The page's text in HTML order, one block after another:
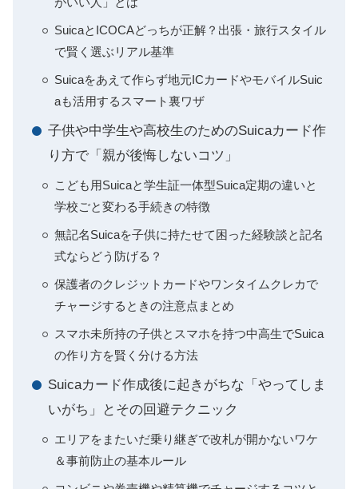
SuicaとICOCAどっちが正解？出張・旅行スタイル
で賢く選ぶリアル基準
Suicaをあえて作らず地元ICカードやモバイルSuic
aも活用するスマート裏ワザ
子供や中学生や高校生のためのSuicaカード作
り方で「親が後悔しないコツ」
こども用Suicaと学生証一体型Suica定期の違いと
学校ごと変わる手続きの特徴
無記名Suicaを子供に持たせて困った経験談と記名
式ならどう防げる？
保護者のクレジットカードやワンタイムクレカで
チャージするときの注意点まとめ
スマホ未所持の子供とスマホを持つ中高生でSuica
の作り方を賢く分ける方法
Suicaカード作成後に起きがちな「やってしま
いがち」とその回避テクニック
エリアをまたいだ乗り継ぎで改札が開かないワケ
＆事前防止の基本ルール